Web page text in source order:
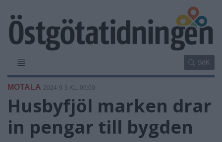
SöK
MOTALA 2024-9-3 KL. 06:00
Husbyfjöl marken drar
in pengar till bygden